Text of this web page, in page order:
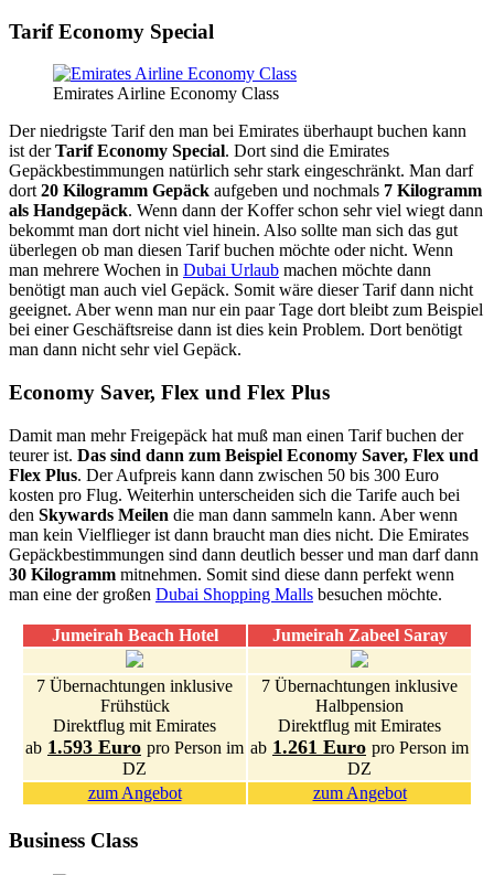
Tarif Economy Special
Emirates Airline Economy Class
Der niedrigste Tarif den man bei Emirates überhaupt buchen kann
ist derTarif Economy Special. Dort sind die Emirates
Gepäckbestimmungen natürlich sehr stark eingeschränkt. Man darf
dort20 Kilogramm Gepäck aufgeben und nochmals 7 Kilogramm
als Handgepäck. Wenn dann der Koffer schon sehr viel wiegt dann
bekommt man dort nicht viel hinein. Also sollte man sich das gut
überlegen ob man diesen Tarif buchen möchte oder nicht. Wenn
man mehrere Wochen in Dubai Urlaub machen möchte dann
benötigt man auch viel Gepäck. Somit wäre dieser Tarif dann nicht
geeignet. Aber wenn man nur ein paar Tage dort bleibt zum Beispiel
bei einer Geschäftsreise dann ist dies kein Problem. Dort benötigt
man dann nicht sehr viel Gepäck.
Economy Saver, Flex und Flex Plus
Damit man mehr Freigepäck hat muß man einen Tarif buchen der
teurer ist. Das sind dann zum Beispiel Economy Saver, Flex und
Flex Plus. Der Aufpreis kann dann zwischen 50 bis 300 Euro
kosten pro Flug. Weiterhin unterscheiden sich die Tarife auch bei
den Skywards Meilen die man dann sammeln kann. Aber wenn
man kein Vielflieger ist dann braucht man dies nicht. Die Emirates
Gepäckbestimmungen sind dann deutlich besser und man darf dann
30 Kilogramm mitnehmen. Somit sind diese dann perfekt wenn
man eine der großen Dubai Shopping Malls besuchen möchte.
Jumeirah Beach Hotel Jumeirah Zabeel Saray
7 Übernachtungen inklusive
Frühstück
Direktflug mit Emirates
ab 1.593 Euro pro Person im
DZ
7 Übernachtungen inklusive
Halbpension
Direktflug mit Emirates
ab 1.261 Euro pro Person im
DZ
zum Angebot
zum Angebot
Business Class